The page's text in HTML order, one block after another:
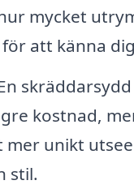
mycket
att känna
kostnad,
mer unikt
stil.